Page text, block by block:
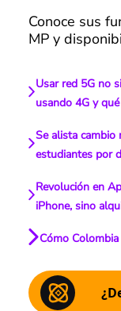
Conoce sus
MP y
Usar red 5G no
usando 4G y
Se alista cambio
estudiantes por
Revolución en
iPhone, sino
Cómo